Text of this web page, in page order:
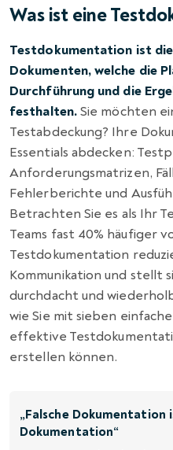
Was ist eine
Testdokumentation ist
Dokumenten, welche die
Durchführung und die
festhalten.Sie möchten
Testabdeckung? Ihre
Essentials abdecken:
Anforderungsmatrizen,
Fehlerberichte und
Betrachten Sie es als Ihr
Teams fast 40% häufiger
Testdokumentation
Kommunikation und stellt
durchdacht und
wie Sie mit sieben
effektive
erstellen können.
„Falsche
Dokumentation“